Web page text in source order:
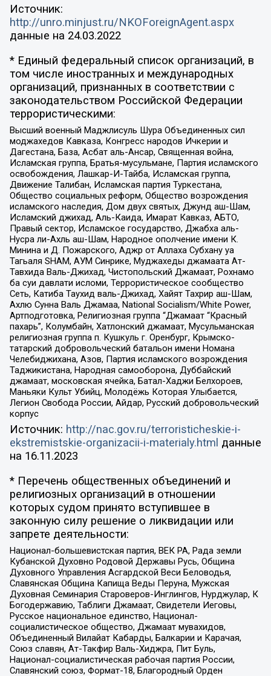
Источник:
http://unro.minjust.ru/NKOForeignAgent.aspx
данные на 24.03.2022
* Единый федеральный список организаций, в
том числе иностранных и международных
организаций, признанных в соответствии с
законодательством Российской Федерации
террористическими:
Высший военный Маджлисуль Шура Объединенных сил
моджахедов Кавказа, Конгресс народов Ичкерии и
Дагестана, База, Асбат аль-Ансар, Священная война,
Исламская группа, Братья-мусульмане, Партия исламского
освобождения, Лашкар-И-Тайба, Исламская группа,
Движение Талибан, Исламская партия Туркестана,
Общество социальных реформ, Общество возрождения
исламского наследия, Дом двух святых, Джунд аш-Шам,
Исламский джихад, Аль-Каида, Имарат Кавказ, АБТО,
Правый сектор, Исламское государство, Джабха аль-
Нусра ли-Ахль аш-Шам, Народное ополчение имени К.
Минина и Д. Пожарского, Аджр от Аллаха Субхану уа
Тагьаля SHAM, АУМ Синрике, Муджахеды джамаата Ат-
Тавхида Валь-Джихад, Чистопольский Джамаат, Рохнамо
ба суи давлати исломи, Террористическое сообщество
Сеть, Катиба Таухид валь-Джихад, Хайят Тахрир аш-Шам,
Ахлю Сунна Валь Джамаа, National Socialism/White Power,
Артподготовка, Религиозная группа “Джамаат “Красный
пахарь”, Колумбайн, Хатлонский джамаат, Мусульманская
религиозная группа п. Кушкуль г. Оренбург, Крымско-
татарский добровольческий батальон имени Номана
Челебиджихана, Азов, Партия исламского возрождения
Таджикистана, Народная самооборона, Дуббайский
джамаат, московская ячейка, Батал-Хаджи Белхороев,
Маньяки Культ Убийц, Молодёжь Которая Улыбается,
Легион Свобода России, Айдар, Русский добровольческий
корпус
Источник: http://nac.gov.ru/terroristicheskie-i-
ekstremistskie-organizacii-i-materialy.html данные
на 16.11.2023
* Перечень общественных объединений и
религиозных организаций в отношении
которых судом принято вступившее в
законную силу решение о ликвидации или
запрете деятельности:
Национал-большевистская партия, ВЕК РА, Рада земли
Кубанской Духовно Родовой Державы Русь, Община
Духовного Управления Асгардской Веси Беловодья,
Славянская Община Капища Веды Перуна, Мужская
Духовная Семинария Староверов-Инглингов, Нурджулар, К
Богодержавию, Таблиги Джамаат, Свидетели Иеговы,
Русское национальное единство, Национал-
социалистическое общество, Джамаат мувахидов,
Объединенный Вилайат Кабарды, Балкарии и Карачая,
Союз славян, Ат-Такфир Валь-Хиджра, Пит Буль,
Национал-социалистическая рабочая партия России,
Славянский союз, Формат-18, Благородный Орден